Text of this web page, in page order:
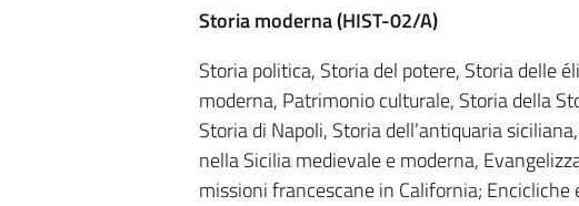
Storia moderna (HIST-02/A)
Storia politica, Storia del potere, Storia delle
moderna, Patrimonio culturale, Storia della
Storia di Napoli, Storia dell’antiquaria
nella Sicilia medievale e moderna,
missioni francescane in California; Encicliche